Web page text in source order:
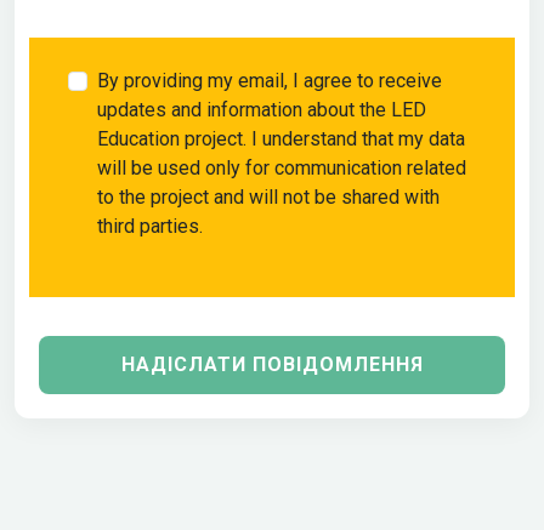
By providing my email, I agree to receive
updates and information about the LED
Education project. I understand that my data
will be used only for communication related
to the project and will not be shared with
third parties.
НАДІСЛАТИ ПОВІДОМЛЕННЯ